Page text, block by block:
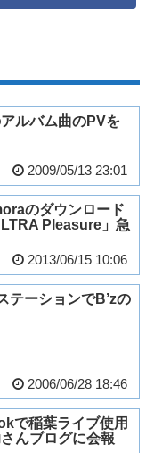
ルバム曲のPVを
2009/05/13 23:01
のダウンロード
Pleasure」急
2013/06/15 10:06
テーションでB’zの
2006/06/28 18:46
で稲葉ライブ使用
んブログに会報